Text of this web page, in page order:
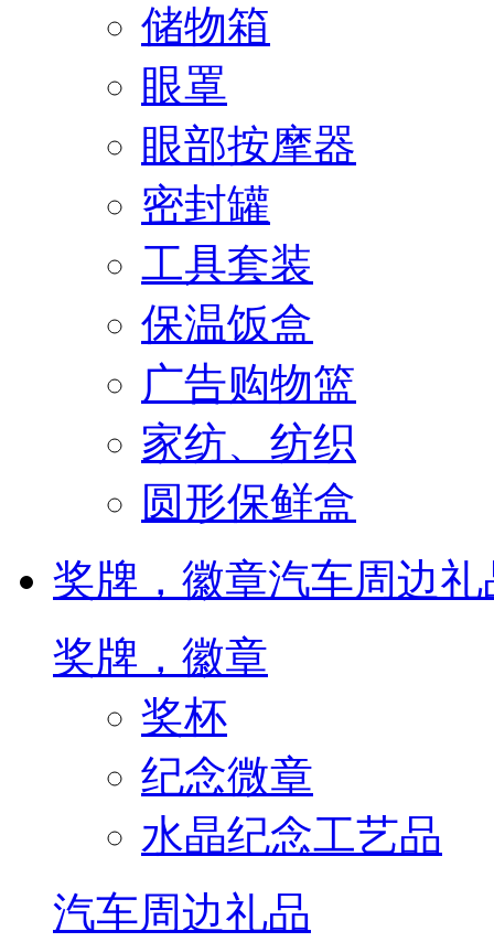
储物箱
眼罩
眼部按摩器
密封罐
工具套装
保温饭盒
广告购物篮
家纺、纺织
圆形保鲜盒
奖牌，徽章汽车周边礼
奖牌，徽章
奖杯
纪念微章
水晶纪念工艺品
汽车周边礼品